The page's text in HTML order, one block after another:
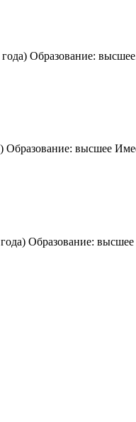
Образование:
высшее
Образование: